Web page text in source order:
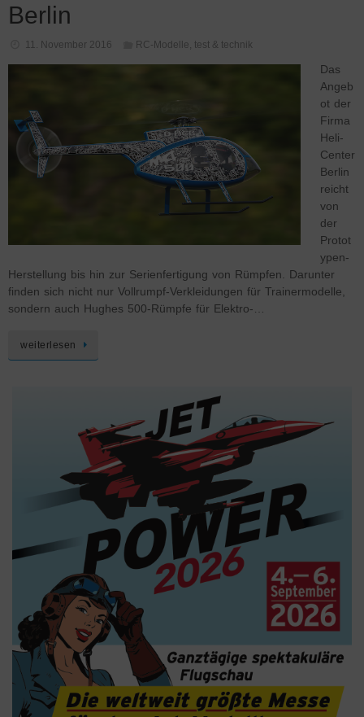
Berlin
11. November 2016 RC-Modelle, test & technik
Das
Angeb
ot der
Firma
Heli-
Center
Berlin
reicht
von
der
Protot
ypen-
Herstellung bis hin zur Serienfertigung von Rümpfen. Darunter
finden sich nicht nur Vollrumpf-Verkleidungen für Trainermodelle,
sondern auch Hughes 500-Rümpfe für Elektro-…
weiterlesen